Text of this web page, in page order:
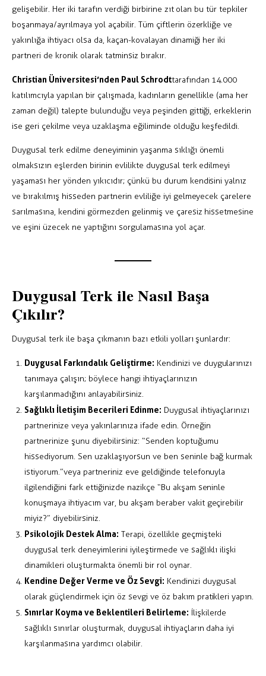
gelişebilir. Her iki tarafın verdiği birbirine zıt olan bu tür tepkiler
boşanmaya/ayrılmaya yol açabilir. Tüm çiftlerin özerkliğe ve
yakınlığa ihtiyacı olsa da, kaçan-kovalayan dinamiği her iki
partneri de kronik olarak tatminsiz bırakır.
Christian Üniversitesi’nden Paul Schrodttarafından 14.000
katılımcıyla yapılan bir çalışmada , kadınların genellikle (ama her
zaman değil) talepte bulunduğu veya peşinden gittiği, erkeklerin
ise geri çekilme veya uzaklaşma eğiliminde olduğu keşfedildi.
Duygusal terk edilme deneyiminin yaşanma sıklığı önemli
olmaksızın eşlerden birinin evlilikte duygusal terk edilmeyi
yaşaması her yönden yıkıcıdır; çünkü bu durum kendisini yalnız
ve bırakılmış hisseden partnerin evliliğe iyi gelmeyecek çarelere
sarılmasına, kendini görmezden gelinmiş ve çaresiz hissetmesine
ve eşini üzecek ne yaptığını sorgulamasına yol açar.
Duygusal Terk ile Nasıl Başa
Çıkılır?
Duygusal terk ile başa çıkmanın bazı etkili yolları şunlardır:
Duygusal Farkındalık Geliştirme: Kendinizi ve duygularınızı
tanımaya çalışın; böylece hangi ihtiyaçlarınızın
karşılanmadığını anlayabilirsiniz.
Sağlıklı İletişim Becerileri Edinme: Duygusal ihtiyaçlarınızı
partnerinize veya yakınlarınıza ifade edin. Örneğin
partnerinize şunu diyebilirsiniz: “Senden koptuğumu
hissediyorum. Sen uzaklaşıyorsun ve ben seninle bağ kurmak
istiyorum.” veya partneriniz eve geldiğinde telefonuyla
ilgilendiğini fark ettiğinizde nazikçe “Bu akşam seninle
konuşmaya ihtiyacım var, bu akşam beraber vakit geçirebilir
miyiz?” diyebilirsiniz.
Psikolojik Destek Alma: Terapi, özellikle geçmişteki
duygusal terk deneyimlerini iyileştirmede ve sağlıklı ilişki
dinamikleri oluşturmakta önemli bir rol oynar.
Kendine Değer Verme ve Öz Sevgi: Kendinizi duygusal
olarak güçlendirmek için öz sevgi ve öz bakım pratikleri yapın.
Sınırlar Koyma ve Beklentileri Belirleme: İlişkilerde
sağlıklı sınırlar oluşturmak, duygusal ihtiyaçların daha iyi
karşılanmasına yardımcı olabilir.